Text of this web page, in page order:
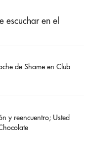
escuchar en el
de Shame en Club
y reencuentro; Usted